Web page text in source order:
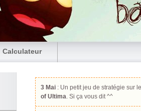
Calculateur
3 Mai : Un petit jeu de stratégie sur
of Ultima. Si ça vous dit ^^